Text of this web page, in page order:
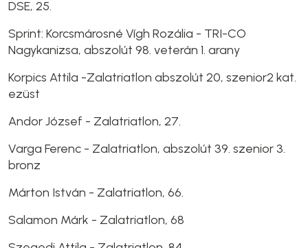
DSE, 25.
Sprint: Korcsmárosné Vígh Rozália - TRI-CO
Nagykanizsa, abszolút 98. veterán 1. arany
Korpics Attila -Zalatriatlon abszolút 20, szenior2 kat.
ezüst
Andor József - Zalatriatlon, 27.
Varga Ferenc - Zalatriatlon, abszolút 39. szenior 3.
bronz
Márton István - Zalatriatlon, 66.
Salamon Márk - Zalatriatlon, 68